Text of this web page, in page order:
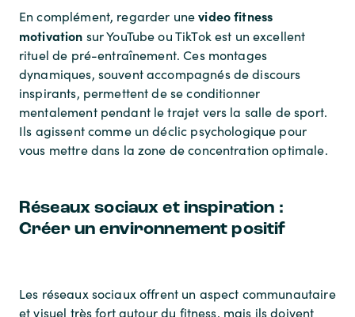
En complément, regarder unevideo fitness
motivation sur YouTube ou TikTok est un excellent
rituel de pré-entraînement. Ces montages
dynamiques, souvent accompagnés de discours
inspirants, permettent de se conditionner
mentalement pendant le trajet vers la salle de sport.
Ils agissent comme un déclic psychologique pour
vous mettre dans la zone de concentration optimale.
Réseaux sociaux et inspiration :
Créer un environnement positif
Les réseaux sociaux offrent un aspect communautaire
et visuel très fort autour du fitness, mais ils doivent